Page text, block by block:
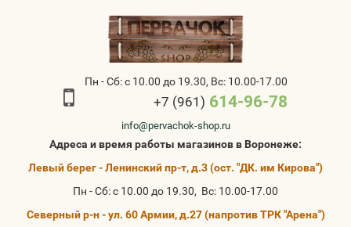
Пн - Сб: с 10.00 до 19.30, Вс: 10.00-17.00
+7 (961) 614-96-78
info@pervachok-shop.ru
Адреса и время работы магазинов в Воронеже:
Левый берег - Ленинский пр-т, д.3 (ост. "ДК. им Кирова")
Пн - Сб: с 10.00 до 19.30, Вс: 10.00-17.00
Северный р-н - ул. 60 Армии, д.27 (напротив ТРК "Арена")